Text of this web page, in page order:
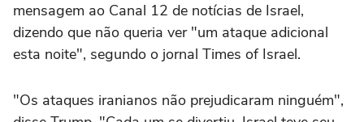
mensagem ao Canal 12 de notícias de Israel,
dizendo que não queria ver "um ataque adicional
esta noite", segundo o jornal Times of Israel.
"Os ataques iranianos não prejudicaram ninguém",